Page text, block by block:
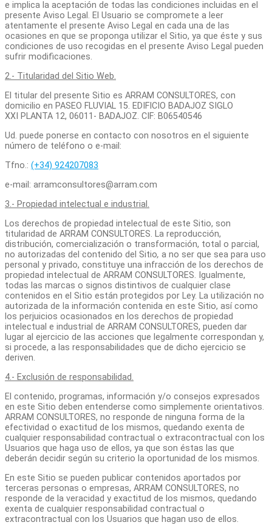
e implica la aceptación de todas las condiciones incluidas en el
presente Aviso Legal. El Usuario se compromete a leer
atentamente el presente Aviso Legal en cada una de las
ocasiones en que se proponga utilizar el Sitio, ya que éste y sus
condiciones de uso recogidas en el presente Aviso Legal pueden
sufrir modificaciones.
2.- Titularidad del Sitio Web.
El titular del presente Sitio es ARRAM CONSULTORES, con
domicilio en PASEO FLUVIAL 15. EDIFICIO BADAJOZ SIGLO
XXI PLANTA 12, 06011- BADAJOZ. CIF: B06540546
Ud. puede ponerse en contacto con nosotros en el siguiente
número de teléfono o e-mail:
Tfno.: (+34) 924207083
e-mail: arramconsultores@arram.com
3.- Propiedad intelectual e industrial.
Los derechos de propiedad intelectual de este Sitio, son
titularidad de ARRAM CONSULTORES. La reproducción,
distribución, comercialización o transformación, total o parcial,
no autorizadas del contenido del Sitio, a no ser que sea para uso
personal y privado, constituye una infracción de los derechos de
propiedad intelectual de ARRAM CONSULTORES. Igualmente,
todas las marcas o signos distintivos de cualquier clase
contenidos en el Sitio están protegidos por Ley. La utilización no
autorizada de la información contenida en este Sitio, así como
los perjuicios ocasionados en los derechos de propiedad
intelectual e industrial de ARRAM CONSULTORES, pueden dar
lugar al ejercicio de las acciones que legalmente correspondan y,
si procede, a las responsabilidades que de dicho ejercicio se
deriven.
4.- Exclusión de responsabilidad.
El contenido, programas, información y/o consejos expresados
en este Sitio deben entenderse como simplemente orientativos.
ARRAM CONSULTORES, no responde de ninguna forma de la
efectividad o exactitud de los mismos, quedando exenta de
cualquier responsabilidad contractual o extracontractual con los
Usuarios que haga uso de ellos, ya que son éstas las que
deberán decidir según su criterio la oportunidad de los mismos.
En este Sitio se pueden publicar contenidos aportados por
terceras personas o empresas, ARRAM CONSULTORES, no
responde de la veracidad y exactitud de los mismos, quedando
exenta de cualquier responsabilidad contractual o
extracontractual con los Usuarios que hagan uso de ellos.